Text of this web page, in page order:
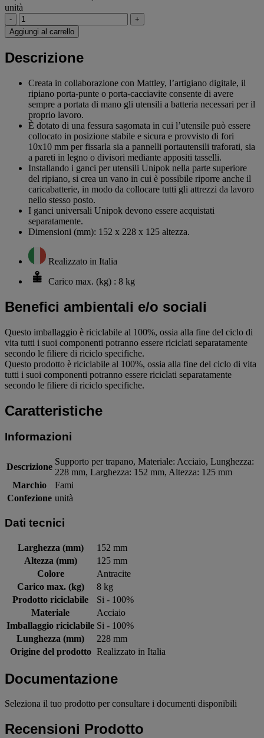
unità
-
+
Aggiungi al carrello
Descrizione
Creata in collaborazione con Mattley, l’artigiano digitale, il
ripiano porta-punte o porta-cacciavite consente di avere
sempre a portata di mano gli utensili a batteria necessari per il
proprio lavoro.
È dotato di una fessura sagomata in cui l’utensile può essere
collocato in posizione stabile e sicura e provvisto di fori
10x10 mm per fissarla sia a pannelli portautensili traforati, sia
a pareti in legno o divisori mediante appositi tasselli.
Installando i ganci per utensili Unipok nella parte superiore
del ripiano, si crea un vano in cui è possibile riporre anche il
caricabatterie, in modo da collocare tutti gli attrezzi da lavoro
nello stesso posto.
I ganci universali Unipok devono essere acquistati
separatamente.
Dimensioni (mm): 152 x 228 x 125 altezza.
Realizzato in Italia
Carico max. (kg) : 8 kg
Benefici ambientali e/o sociali
Questo imballaggio è riciclabile al 100%, ossia alla fine del ciclo di
vita tutti i suoi componenti potranno essere riciclati separatamente
secondo le filiere di riciclo specifiche.
Questo prodotto è riciclabile al 100%, ossia alla fine del ciclo di vita
tutti i suoi componenti potranno essere riciclati separatamente
secondo le filiere di riciclo specifiche.
Caratteristiche
Informazioni
Descrizione
Supporto per trapano, Materiale: Acciaio, Lunghezza:
228 mm, Larghezza: 152 mm, Altezza: 125 mm
Marchio
Fami
Confezione unità
Dati tecnici
Larghezza (mm)
152 mm
Altezza (mm)
125 mm
Colore
Antracite
Carico max. (kg)
8 kg
Prodotto riciclabile
Si - 100%
Materiale
Acciaio
Imballaggio riciclabile Si - 100%
Lunghezza (mm)
228 mm
Origine del prodotto Realizzato in Italia
Documentazione
Seleziona il tuo prodotto per consultare i documenti disponibili
Recensioni Prodotto